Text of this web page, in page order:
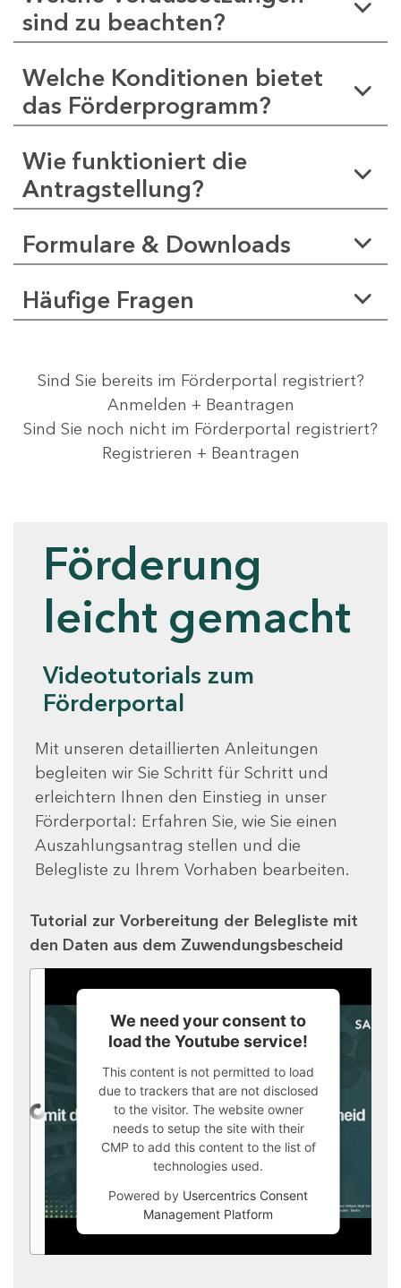
sind zu beachten?
Welche Konditionen bietet
das Förderprogramm?
Wie funktioniert die
Antragstellung?
Formulare & Downloads
Häufige Fragen
Sind Sie bereits im Förderportal registriert?
Anmelden + Beantragen
Sind Sie noch nicht im Förderportal registriert?
Registrieren + Beantragen
Förderung
leicht gemacht
Videotutorials zum
Förderportal
Mit unseren detaillierten Anleitungen
begleiten wir Sie Schritt für Schritt und
erleichtern Ihnen den Einstieg in unser
Förderportal: Erfahren Sie, wie Sie einen
Auszahlungsantrag stellen und die
Belegliste zu Ihrem Vorhaben bearbeiten.
Tutorial zur Vorbereitung der Belegliste mit
den Daten aus dem Zuwendungsbescheid
We need your consent to
load the Youtube service!
This content is not permitted to load
due to trackers that are not disclosed
to the visitor. The website owner
needs to setup the site with their
CMP to add this content to the list of
technologies used.
Powered by Usercentrics Consent
Management Platform